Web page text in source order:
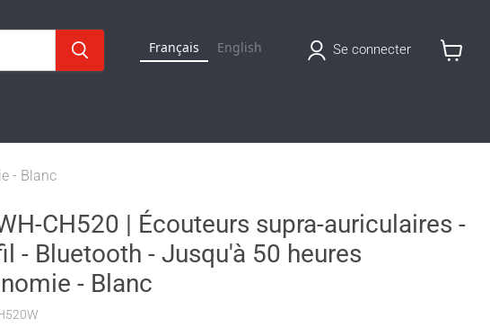
Français English Se connecter
- Blanc
CH520 | Écouteurs supra-auriculaires -
- Bluetooth - Jusqu'à 50 heures
- Blanc